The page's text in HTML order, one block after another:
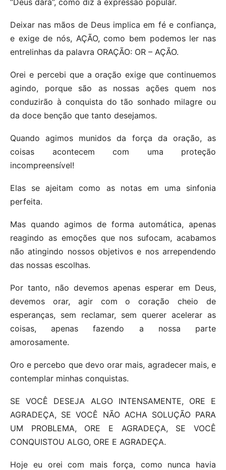
Deixar nas mãos de Deus implica em fé e confiança,
e exige de nós, AÇÃO, como bem podemos ler nas
entrelinhas da palavra ORAÇÃO: OR – AÇÃO.
Orei e percebi que a oração exige que continuemos
agindo, porque são as nossas ações quem nos
conduzirão à conquista do tão sonhado milagre ou
da doce benção que tanto desejamos.
Quando agimos munidos da força da oração, as
coisas acontecem com uma proteção
incompreensível!
Elas se ajeitam como as notas em uma sinfonia
perfeita.
Mas quando agimos de forma automática, apenas
reagindo as emoções que nos sufocam, acabamos
não atingindo nossos objetivos e nos arrependendo
das nossas escolhas.
Por tanto, não devemos apenas esperar em Deus,
devemos orar, agir com o coração cheio de
esperanças, sem reclamar, sem querer acelerar as
coisas, apenas fazendo a nossa parte
amorosamente.
Oro e percebo que devo orar mais, agradecer mais, e
contemplar minhas conquistas.
SE VOCÊ DESEJA ALGO INTENSAMENTE, ORE E
AGRADEÇA, SE VOCÊ NÃO ACHA SOLUÇÃO PARA
UM PROBLEMA, ORE E AGRADEÇA, SE VOCÊ
CONQUISTOU ALGO, ORE E AGRADEÇA.
Hoje eu orei com mais força, como nunca havia